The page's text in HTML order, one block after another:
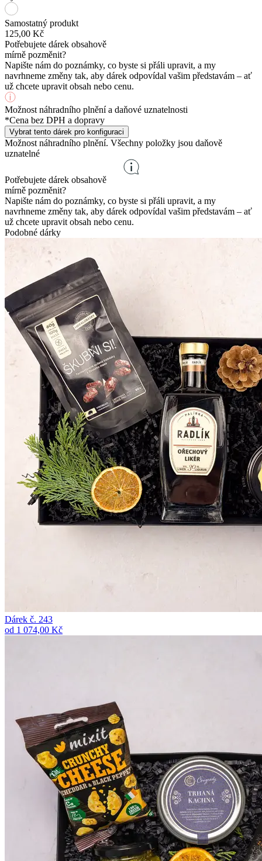
Samostatný produkt
125,00 Kč
Potřebujete dárek obsahově
mírně pozměnit?
Napište nám do poznámky, co byste si přáli upravit, a my
navrhneme změny tak, aby dárek odpovídal vašim představám – ať
už chcete upravit obsah nebo cenu.
Možnost náhradního plnění a daňové uznatelnosti
*Cena bez DPH a dopravy
Vybrat tento dárek pro konfiguraci
Možnost náhradního plnění. Všechny položky jsou daňově
uznatelné
Potřebujete dárek obsahově
mírně pozměnit?
Napište nám do poznámky, co byste si přáli upravit, a my
navrhneme změny tak, aby dárek odpovídal vašim představám – ať
už chcete upravit obsah nebo cenu.
Podobné dárky
Dárek č. 243
od 1 074,00 Kč